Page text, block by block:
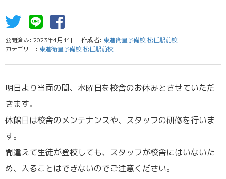
公開済み: 2023年4月11日 作成者: 東進衛星予備校 松任駅前校
カテゴリー: 東進衛星予備校 松任駅前校
明日より当面の間、水曜日を校舎のお休みとさせていただ
きます。
休館日は校舎のメンテナンスや、スタッフの研修を行いま
す。
間違えて生徒が登校しても、スタッフが校舎にはいないた
め、入ることはできないのでご注意ください。